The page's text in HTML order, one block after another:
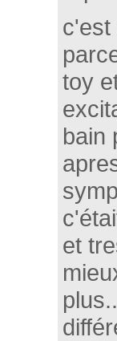
c'est
toy
bain
et